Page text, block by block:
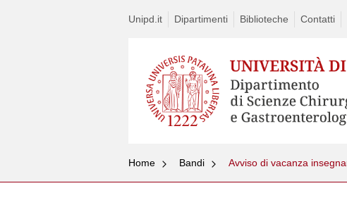
Unipd.it Dipartimenti Biblioteche Contatti
Home Bandi Avviso di vacanza